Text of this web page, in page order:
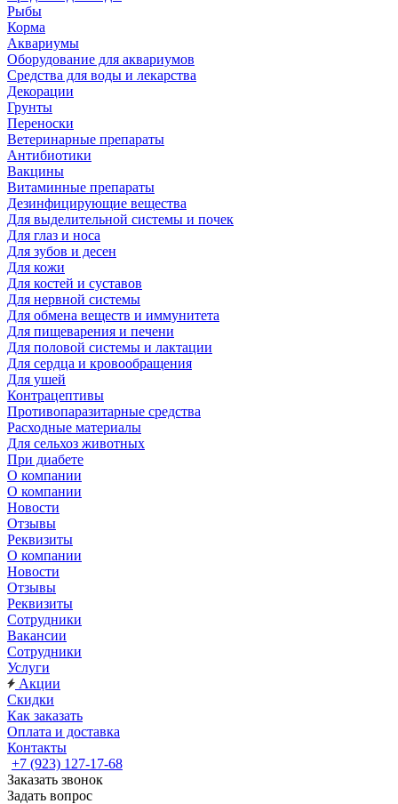
Рыбы
Корма
Аквариумы
Оборудование для аквариумов
Средства для воды и лекарства
Декорации
Грунты
Переноски
Ветеринарные препараты
Антибиотики
Вакцины
Витаминные препараты
Дезинфицирующие вещества
Для выделительной системы и почек
Для глаз и носа
Для зубов и десен
Для кожи
Для костей и суставов
Для нервной системы
Для обмена веществ и иммунитета
Для пищеварения и печени
Для половой системы и лактации
Для сердца и кровообращения
Для ушей
Контрацептивы
Противопаразитарные средства
Расходные материалы
Для сельхоз животных
При диабете
О компании
О компании
Новости
Отзывы
Реквизиты
О компании
Новости
Отзывы
Реквизиты
Сотрудники
Вакансии
Сотрудники
Услуги
Акции
Скидки
Как заказать
Оплата и доставка
Контакты
+7 (923) 127-17-68
Заказать звонок
Задать вопрос